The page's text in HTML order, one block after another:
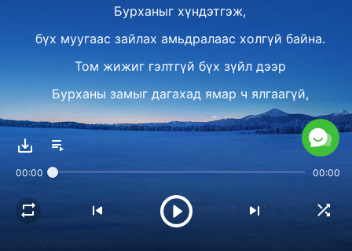
Бурханыг хүндэтгэж,
бүх муугаас зайлах амьдралаас холгүй байна.
Том жижиг гэлтгүй бүх зүйл дээр
Бурханы замыг дагахад ямар ч ялгаагүй,
ямар ч ялгаагүй байдаг.
Анхаардаггүй эсвэл ярьдаггүй,
үнэнтэй огт хамаагүй гэж итгэдэг зүйлс чинь
чамд тохиолдоход, чи бодож тунгаалгүй
00:00 00:00